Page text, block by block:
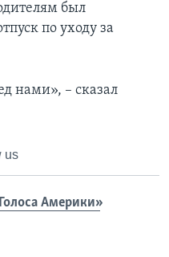
был
по уходу за
нами», – сказал
us
Америки»